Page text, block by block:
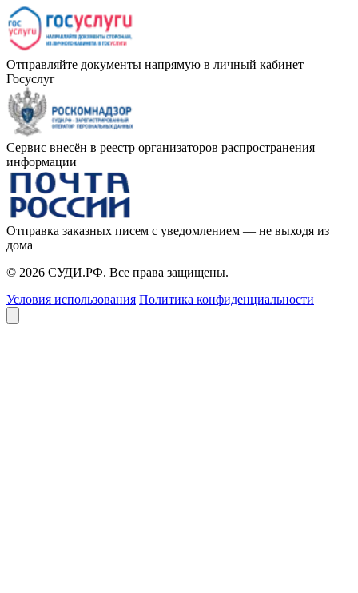
Отправляйте документы напрямую в личный кабинет
Госуслуг
Сервис внесён в реестр организаторов распространения
информации
Отправка заказных писем с уведомлением — не выходя из
дома
© 2026 СУДИ.РФ. Все права защищены.
Условия использования Политика конфиденциальности